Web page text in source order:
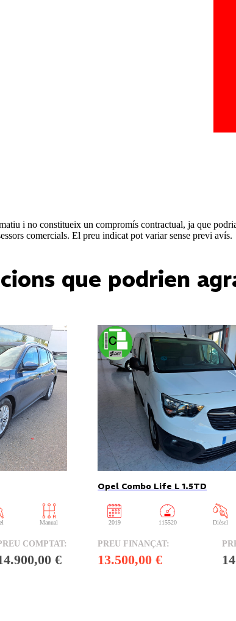
i no constitueix un compromís contractual, ja que
comercials. El preu indicat pot variar sense previ avís.
que podrien
Manual
€
Opel Combo Life L 1.5TD
2019 115520 Dièsel
13.500,00 €